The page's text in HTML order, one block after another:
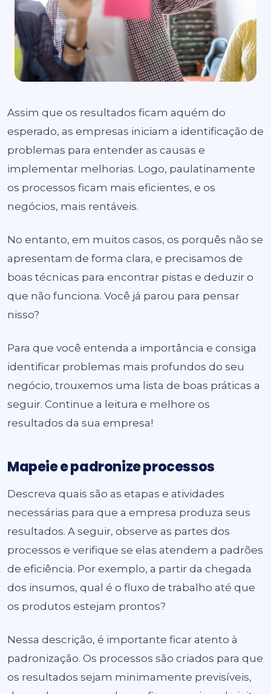
Assim que os resultados ficam aquém do
esperado, as empresas iniciam a identificação de
problemas para entender as causas e
implementar melhorias. Logo, paulatinamente
os processos ficam mais eficientes, e os
negócios, mais rentáveis.
No entanto, em muitos casos, os porquês não se
apresentam de forma clara, e precisamos de
boas técnicas para encontrar pistas e deduzir o
que não funciona. Você já parou para pensar
nisso?
Para que você entenda a importância e consiga
identificar problemas mais profundos do seu
negócio, trouxemos uma lista de boas práticas a
seguir. Continue a leitura e melhore os
resultados da sua empresa!
Mapeie e padronize processos
Descreva quais são as etapas e atividades
necessárias para que a empresa produza seus
resultados. A seguir, observe as partes dos
processos e verifique se elas atendem a padrões
de eficiência. Por exemplo, a partir da chegada
dos insumos, qual é o fluxo de trabalho até que
os produtos estejam prontos?
Nessa descrição, é importante ficar atento à
padronização. Os processos são criados para que
os resultados sejam minimamente previsíveis,